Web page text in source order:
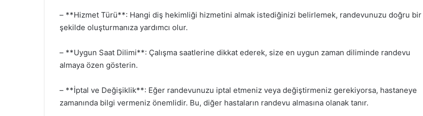
– **Hizmet Türü**: Hangi diş hekimliği hizmetini almak istediğinizi belirlemek, randevunuzu doğru bir
şekilde oluşturmanıza yardımcı olur.
– **Uygun Saat Dilimi**: Çalışma saatlerine dikkat ederek, size en uygun zaman diliminde randevu
almaya özen gösterin.
– **İptal ve Değişiklik**: Eğer randevunuzu iptal etmeniz veya değiştirmeniz gerekiyorsa, hastaneye
zamanında bilgi vermeniz önemlidir. Bu, diğer hastaların randevu almasına olanak tanır.